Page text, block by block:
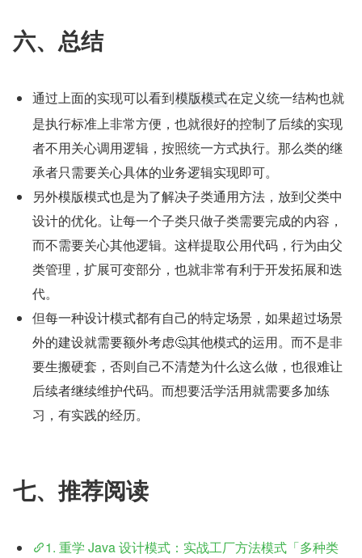
六、总结
通过上面的实现可以看到模版模式在定义统一结构也就
是执行标准上非常方便，也就很好的控制了后续的实现
者不用关心调用逻辑，按照统一方式执行。那么类的继
承者只需要关心具体的业务逻辑实现即可。
另外模版模式也是为了解决子类通用方法，放到父类中
设计的优化。让每一个子类只做子类需要完成的内容，
而不需要关心其他逻辑。这样提取公用代码，行为由父
类管理，扩展可变部分，也就非常有利于开发拓展和迭
代。
但每一种设计模式都有自己的特定场景，如果超过场景
外的建设就需要额外考虑🤔其他模式的运用。而不是非
要生搬硬套，否则自己不清楚为什么这么做，也很难让
后续者继续维护代码。而想要活学活用就需要多加练
习，有实践的经历。
七、推荐阅读
1. 重学 Java 设计模式：实战工厂方法模式「多种类